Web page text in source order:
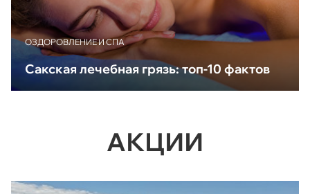
ОЗДОРОВЛЕНИЕ И СПА
Сакская лечебная грязь: топ-10 фактов
АКЦИИ